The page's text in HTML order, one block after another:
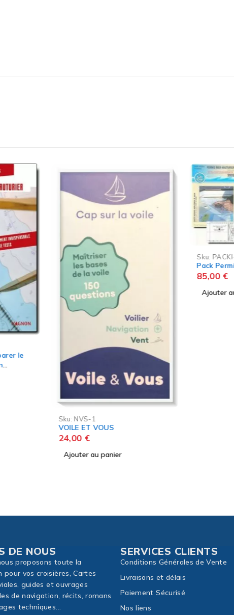
Sku:PACKHAUTURIER_1
Pack Permis Hauturier N° 1
85,00€
Ajouter au panier
DE NOUS
proposons toute la
pour vos croisières, Cartes
guides et ouvrages
de navigation, récits, romans
techniques...
SERVICES CLIENTS
Conditions Générales de Vente
Livraisons et délais
Paiement Sécurisé
Nos liens